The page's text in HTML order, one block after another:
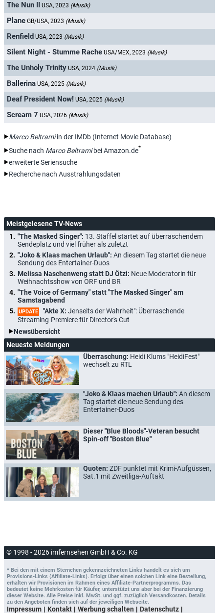
The Nun II USA, 2023 (Musik)
Plane GB/USA, 2023 (Musik)
Renfield USA, 2023 (Musik)
Silent Night - Stumme Rache USA/MEX, 2023 (Musik)
The Unholy Trinity USA, 2024 (Musik)
Ballerina USA, 2025 (Musik)
Deaf President Now! USA, 2025 (Musik)
Scream 7 USA, 2026 (Musik)
Marco Beltramiin der IMDb (Internet Movie Database)
Suche nach Marco Beltramibei Amazon.de*
erweiterte Seriensuche
Recherche nach Ausstrahlungsdaten
Meistgelesene TV-News
"The Masked Singer": 13. Staffel startet auf überraschendem
Sendeplatz und viel früher als zuletzt
"Joko & Klaas machen Urlaub": An diesem Tag startet die neue
Sendung des Entertainer-Duos
Melissa Naschenweng statt DJ Ötzi: Neue Moderatorin für
Weihnachtsshow von ORF und BR
"The Voice of Germany" statt "The Masked Singer" am
Samstagabend
UPDATE "Akte X: Jenseits der Wahrheit": Überraschende
Streaming-Premiere für Director's Cut
Newsübersicht
Neueste Meldungen
Überraschung: Heidi Klums "HeidiFest"
wechselt zu RTL
"Joko & Klaas machen Urlaub": An diesem
Tag startet die neue Sendung des
Entertainer-Duos
Dieser "Blue Bloods"-Veteran besucht
Spin-off "Boston Blue"
Quoten: ZDF punktet mit Krimi-Aufgüssen,
Sat.1 mit Zweitliga-Auftakt
© 1998 - 2026 imfernsehen GmbH & Co. KG
* Bei den mit einem Sternchen gekennzeichneten Links handelt es sich um
Provisions-Links (Affiliate-Links). Erfolgt über einen solchen Link eine Bestellung,
erhalten wir Provisionen im Rahmen eines Affiliate-Partnerprogramms. Das
bedeutet keine Mehrkosten für Käufer, unterstützt uns aber bei der Finanzierung
dieser Website. Alle Preise inkl. MwSt. und ggf. zuzüglich Versandkosten. Details
zu den Angeboten finden sich auf der jeweiligen Webseite.
Impressum Kontakt Werbung schalten
Datenschutz